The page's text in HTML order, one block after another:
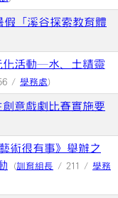
假「溪谷探索教育體
化活動─水、土精靈
/ 學務處)
意戲劇比賽實施要
術很有事》舉辦之
(訓育組長 / 211 / 學務